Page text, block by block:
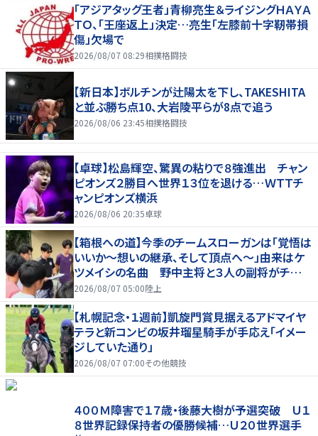
「アジアタッグ王者」青柳亮生＆ライジングＨＡＹＡ
ＴＯ、「王座返上」決定…亮生「左膝前十字靭帯損
傷」欠場で
2026/08/07 08:29相撲格闘技
【新日本】ボルチンが辻陽太を下し、TAKESHITA
と並ぶ勝ち点10、大岩陵平らが8点で追う
2026/08/06 23:45相撲格闘技
【卓球】松島輝空、驚異の粘りで８強進出 チャン
ピオンズ２勝目へ世界１３位を退ける…ＷＴＴチ
ャンピオンズ横浜
2026/08/06 20:35卓球
【箱根への道】今季のチームスローガンは「覚悟は
いいか～想いの継承、そして頂点へ～」由来はケ
ツメイシの名曲 野中主将と３人の副将がチーム
を引っ張る…夏合宿特集第１弾、国学院大
2026/08/07 05:00陸上
【札幌記念・１週前】凱旋門賞見据えるアドマイヤ
テラと新コンビの坂井瑠星騎手が手応え「イメー
ジしていた通り」
2026/08/07 07:00その他競技
４００Ｍ障害で１７歳・後藤大樹が予選突破 Ｕ１
８世界記録保持者の優勝候補…Ｕ２０世界選手